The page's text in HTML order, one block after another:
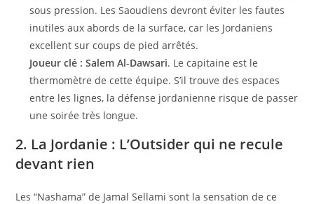
sous pression. Les Saoudiens devront éviter les fautes
inutiles aux abords de la surface, car les Jordaniens
excellent sur coups de pied arrêtés.
Joueur clé : Salem Al-Dawsari. Le capitaine est le
thermomètre de cette équipe. S’il trouve des espaces
entre les lignes, la défense jordanienne risque de passer
une soirée très longue.
2. La Jordanie : L’Outsider qui ne recule
devant rien
Les “Nashama” de Jamal Sellami sont la sensation de ce